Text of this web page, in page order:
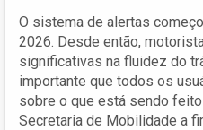
O sistema de alertas
2026. Desde então,
significativas na fluidez do
importante que todos os
sobre o que está sendo
Secretaria de Mobilidade a